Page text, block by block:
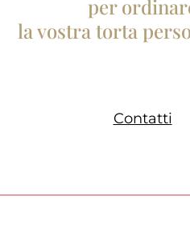
per
la vostra torta
Contatti